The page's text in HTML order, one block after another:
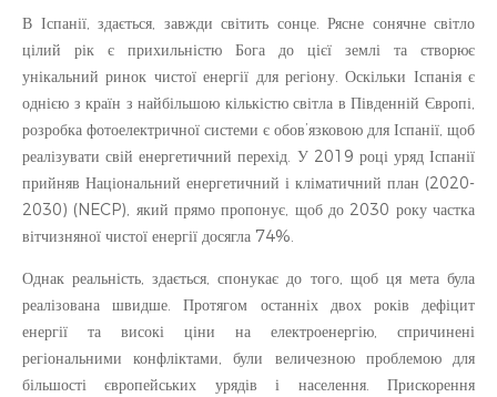
В Іспанії, здається, завжди світить сонце. Рясне сонячне світло
цілий рік є прихильністю Бога до цієї землі та створює
унікальний ринок чистої енергії для регіону. Оскільки Іспанія є
однією з країн з найбільшою кількістю світла в Південній Європі,
розробка фотоелектричної системи є обов’язковою для Іспанії, щоб
реалізувати свій енергетичний перехід. У 2019 році уряд Іспанії
прийняв Національний енергетичний і кліматичний план (2020-
2030) (NECP), який прямо пропонує, щоб до 2030 року частка
вітчизняної чистої енергії досягла 74%.
Однак реальність, здається, спонукає до того, щоб ця мета була
реалізована швидше. Протягом останніх двох років дефіцит
енергії та високі ціни на електроенергію, спричинені
регіональними конфліктами, були величезною проблемою для
більшості європейських урядів і населення. Прискорення